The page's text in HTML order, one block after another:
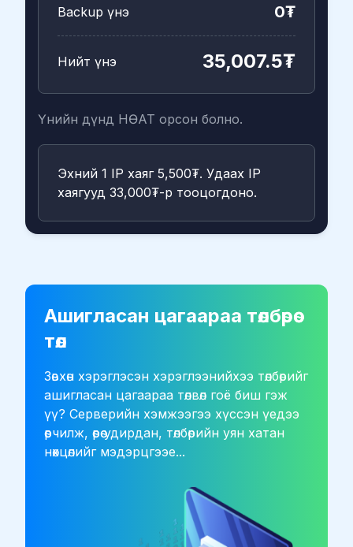
Backup үнэ 0₮
Нийт үнэ 35,007.5₮
Үнийн дүнд НӨАТ орсон болно.
Эхний 1 IP хаяг 5,500₮. Удаах IP
хаягууд 33,000₮-р тооцогдоно.
Ашигласан цагаараа төлбөрөө
төл
Зөвхөн хэрэглэсэн хэрэглээнийхээ төлбөрийг
ашигласан цагаараа төлвөл гоё биш гэж
үү? Серверийн хэмжээгээ хүссэн үедээ
өөрчилж, өөрөө удирдан, төлбөрийн уян хатан
нөхцөлийг мэдэрцгээе...